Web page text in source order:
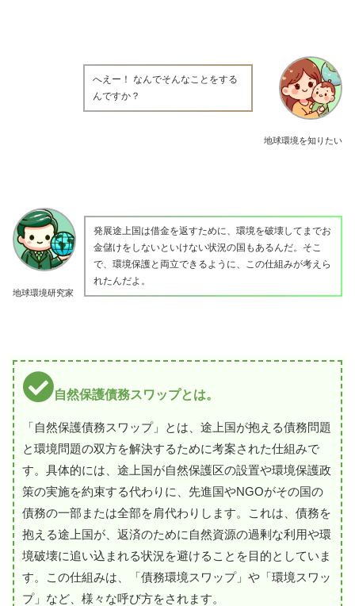
地球環境を知りたい
へえー！ なんでそんなことをする
んですか？
地球環境研究家
発展途上国は借金を返すために、環境を破壊してまでお
金儲けをしないといけない状況の国もあるんだ。そこ
で、環境保護と両立できるように、この仕組みが考えら
れたんだよ。
自然保護債務スワップとは。
「自然保護債務スワップ」とは、途上国が抱える債務問題
と環境問題の双方を解決するために考案された仕組みで
す。具体的には、途上国が自然保護区の設置や環境保護政
策の実施を約束する代わりに、先進国やNGOがその国の
債務の一部または全部を肩代わりします。これは、債務を
抱える途上国が、返済のために自然資源の過剰な利用や環
境破壊に追い込まれる状況を避けることを目的としていま
す。この仕組みは、「債務環境スワップ」や「環境スワッ
プ」など、様々な呼び方をされます。